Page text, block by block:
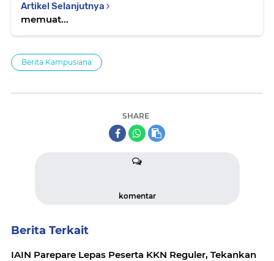
Artikel Selanjutnya
memuat...
Berita Kampusiana
SHARE
komentar
Berita Terkait
IAIN Parepare Lepas Peserta KKN Reguler, Tekankan